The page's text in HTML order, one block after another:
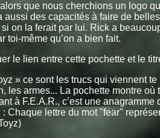
que nous cherchions un logo
aussi des capacités à faire de
on la ferait par lui. Rick a
toi-même qu’on a bien fait.
le lien entre cette pochette et le
» ce sont les trucs qui viennent te
les armes... La pochette montre où
à F.E.A.R., c’est une anagramme
Chaque lettre du mot "fear"